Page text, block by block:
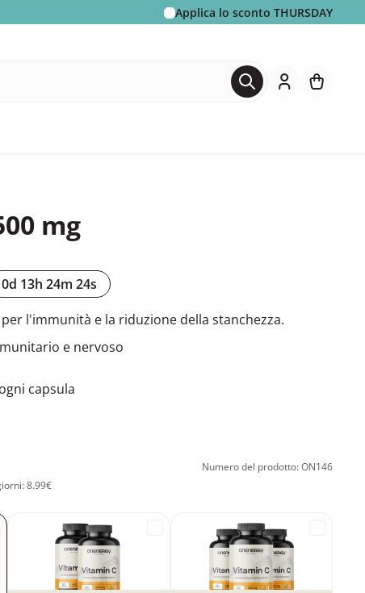
Applica lo sconto THURSDAY
mg
0d 13h 24m 22s
l'immunità e la riduzione della stanchezza.
e nervoso
capsula
Numero del prodotto: ON146
8.99€